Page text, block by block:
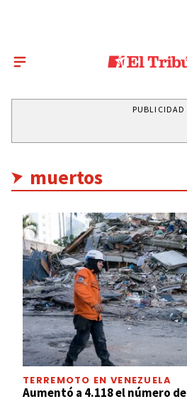
PUBLICIDAD
muertos
TERREMOTO EN VENEZUELA
Aumentó a 4.118 el número